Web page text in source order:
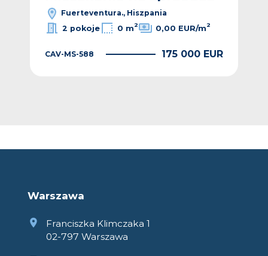
Fuerteventura., Hiszpania
2 pokoje
0 m2 0,00 EUR/m2
CAV-MS-588 175 000 EUR
Warszawa
Franciszka Klimczaka 1
02-797 Warszawa